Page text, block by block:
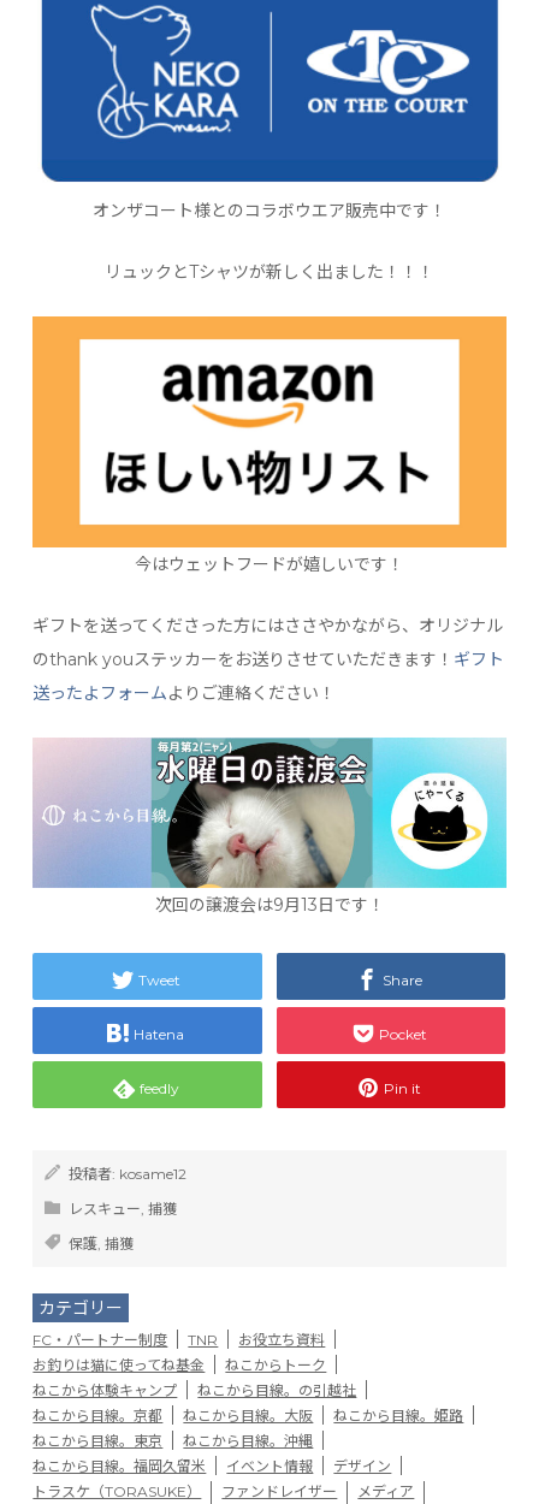
オンザコート様とのコラボウエア販売中です！
リュックとTシャツが新しく出ました！！！
今はウェットフードが嬉しいです！
ギフトを送ってくださった方にはささやかながら、オリジナル
のthank youステッカーをお送りさせていただきます！ ギフト
送ったよフォームよりご連絡ください！
次回の譲渡会は9月13日です！
Tweet Share
Hatena Pocket
feedly Pin it
投稿者: kosame12
レスキュー ,捕獲
保護 ,捕獲
カテゴリー
FC・パートナー制度 TNR
お役立ち資料
お釣りは猫に使ってね基金
ねこからトーク
ねこから体験キャンプ
ねこから目線。の引越社
ねこから目線。京都
ねこから目線。大阪
ねこから目線。姫路
ねこから目線。東京
ねこから目線。沖縄
ねこから目線。福岡久留米
イベント情報
デザイン
トラスケ（TORASUKE）
ファンドレイザー メディア